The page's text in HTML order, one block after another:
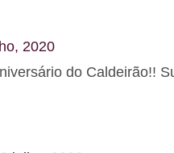
2020
do Caldeirão!!